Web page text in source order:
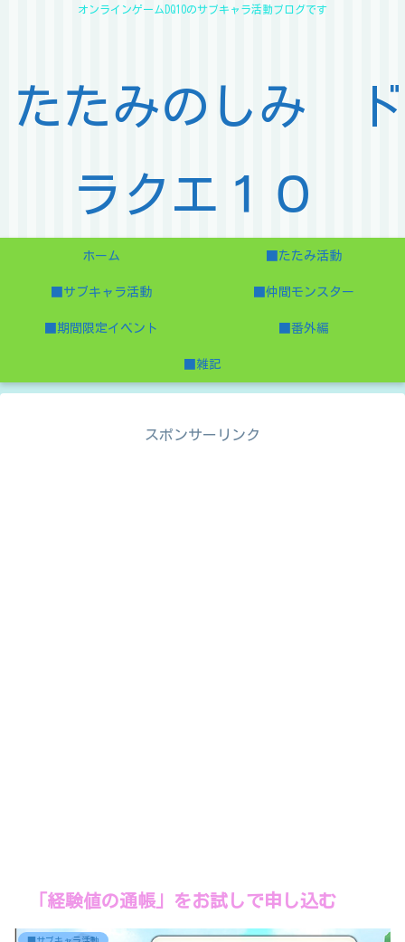
オンラインゲームDQ10のサブキャラ活動ブログです
たたみのしみ ド
ラクエ１０
ホーム ■たたみ活動
■サブキャラ活動 ■仲間モンスター
■期間限定イベント ■番外編
■雑記
スポンサーリンク
「経験値の通帳」をお試しで申し込む
■サブキャラ活動